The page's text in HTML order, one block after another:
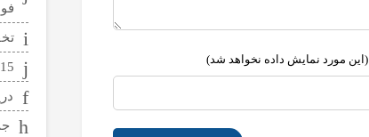
(این مورد نمایش داده نخواهد شد)
تخفیف 70
15 هزار تومان کد تخفیف خرید نان از اسنپ فود